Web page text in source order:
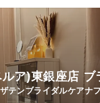
ア)東銀座店 ブ
テンブライダルケアナ